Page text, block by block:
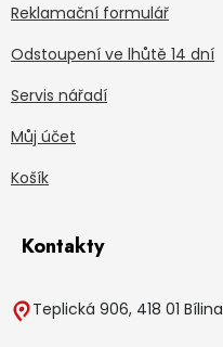
Reklamační formulář
Odstoupení ve lhůtě 14 dní
Servis nářadí
Můj účet
Košík
Kontakty
Teplická 906, 418 01 Bílina